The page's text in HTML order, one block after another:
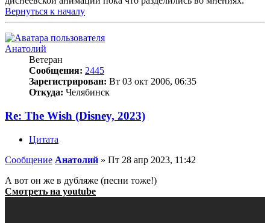
Вернуться к началу
Анатолий
Ветеран
Сообщения: 2445
Зарегистрирован: Вт 03 окт 2006, 06:35
Откуда: Челябинск
Re: The Wish (Disney, 2023)
Цитата
Сообщение Анатолий » Пт 28 апр 2023, 11:42
А вот он же в дубляже (песни тоже!)
Смотреть на youtube